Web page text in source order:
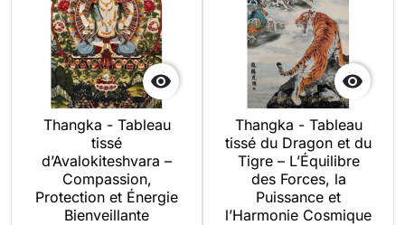

Thangka - Tableau
tissé
d’Avalokiteshvara –
Compassion,
Protection et Énergie
Bienveillante

Thangka - Tableau
tissé du Dragon et du
Tigre – L’Équilibre
des Forces, la
Puissance et
l’Harmonie Cosmique